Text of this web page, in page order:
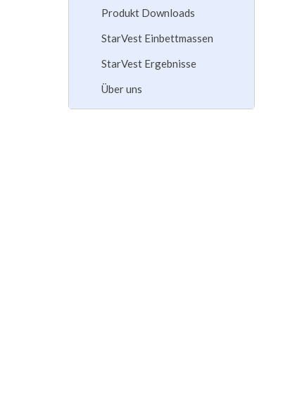
Produkt Downloads
StarVest Einbettmassen
StarVest Ergebnisse
Über uns